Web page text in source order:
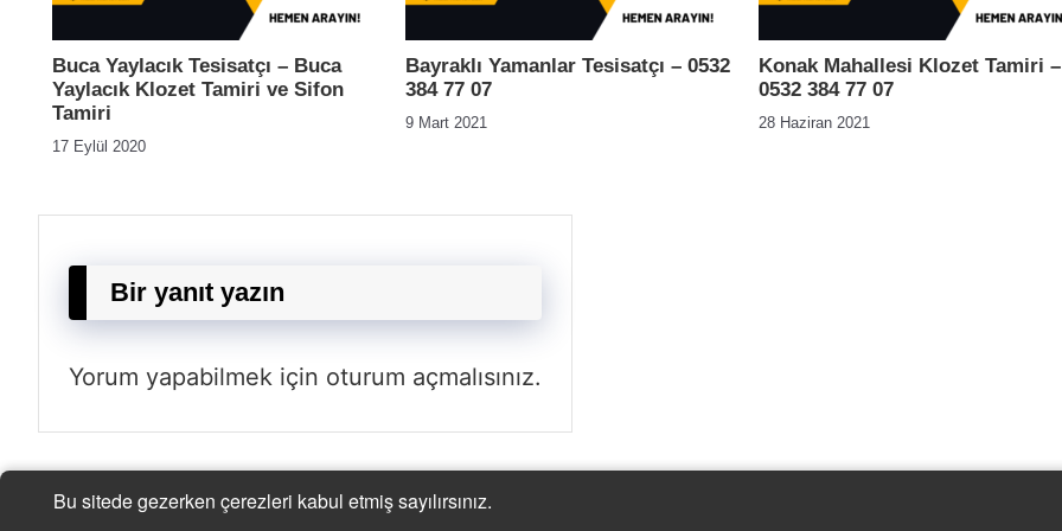
Buca Yaylacık Tesisatçı – Buca
Yaylacık Klozet Tamiri ve Sifon
Tamiri
17 Eylül 2020
Bayraklı Yamanlar Tesisatçı – 0532
384 77 07
9 Mart 2021
Konak Mahallesi Klozet Tamiri –
0532 384 77 07
28 Haziran 2021
Bir yanıt yazın
Yorum yapabilmek için oturum açmalısınız.
Bu sitede gezerken çerezleri kabul etmiş sayılırsınız.
Tesisatçı| © 2021 |- Acil Tesisatçı -İstanbul Tesisatçı